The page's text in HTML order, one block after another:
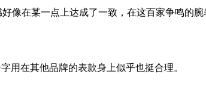
在某一点上达成了一致，在这百家争鸣的
用在其他品牌的表款身上似乎也挺合理。